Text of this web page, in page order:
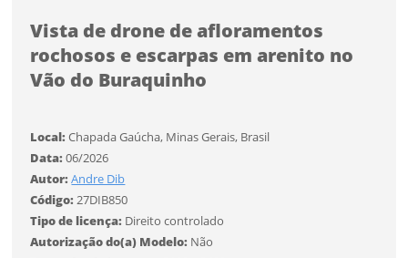
Vista de drone de afloramentos
rochosos e escarpas em arenito no
Vão do Buraquinho
Local:Chapada Gaúcha, Minas Gerais, Brasil
Data:06/2026
Autor:Andre Dib
Código:27DIB850
Tipo de licença: Direito controlado
Autorização do(a) Modelo: Não
Tamanho
Utilização
Formato
Você ainda não tem conta?
SALVAR
Tamanho